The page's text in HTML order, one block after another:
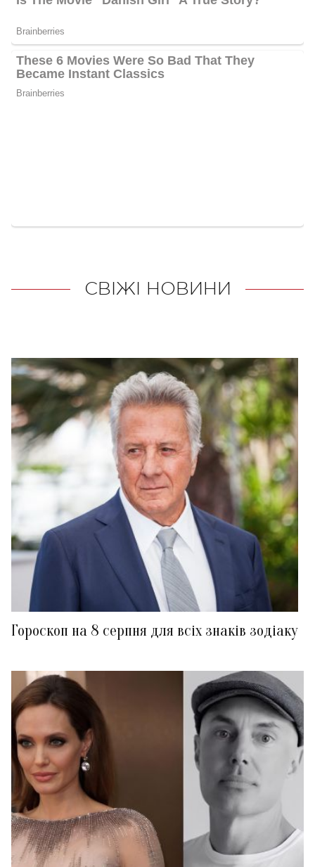
СВІЖІ НОВИНИ
Гороскоп на 8 серпня для всіх знаків зодіаку